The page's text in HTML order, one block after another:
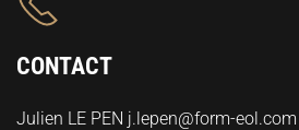
CONTACT
Julien LE PEN j.lepen@form-eol.com